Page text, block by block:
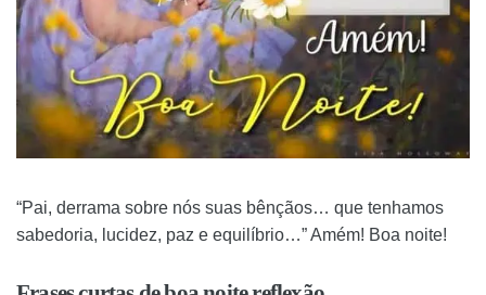
“Pai, derrama sobre nós suas bênçãos… que tenhamos
sabedoria, lucidez, paz e equilíbrio…” Amém! Boa noite!